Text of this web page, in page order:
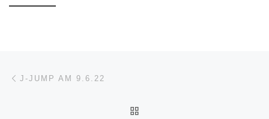
Beitragsnavigation
J-JUMP AM 9.6.22